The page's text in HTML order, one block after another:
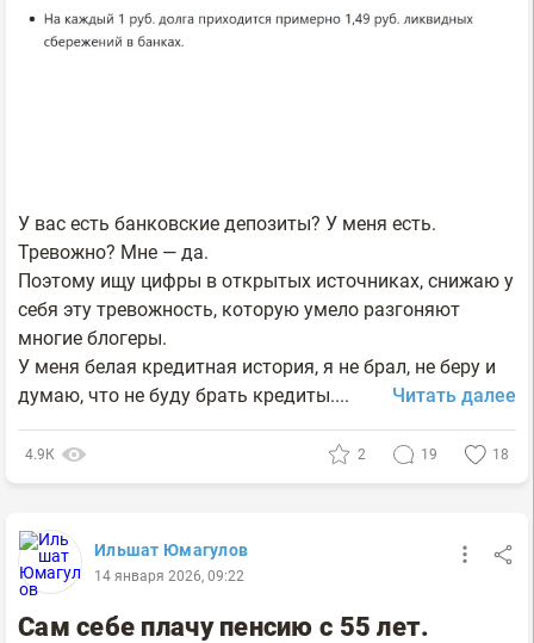
У вас есть банковские депозиты? У меня есть.
Тревожно? Мне — да.
Поэтому ищу цифры в открытых источниках, снижаю у
себя эту тревожность, которую умело разгоняют
многие блогеры.
У меня белая кредитная история, я не брал, не беру и
думаю, что не буду брать кредиты....
Читать далее
4.9К 2 19 18
Ильшат Юмагулов
14 января 2026, 09:22
Сам себе плачу пенсию с 55 лет.